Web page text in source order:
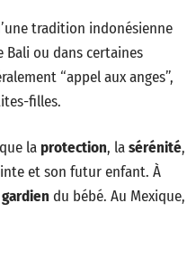
tradition indonésienne
Bali ou dans certaines
“appel aux anges”,
filles.
laprotection, lasérénité,
et son futur enfant. À
du bébé. Au Mexique,